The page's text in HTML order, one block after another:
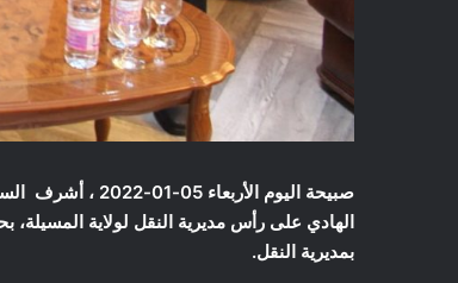
صبيحة اليوم
الهادي على رأس مديرية النقل لولاية المسيلة،
بمديرية النقل.